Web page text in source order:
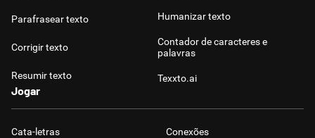
Parafrasear texto
Corrigir texto
Resumir texto
Humanizar texto
Contador de caracteres e
palavras
Texxto.ai
Jogar
Cata-letras Conexões